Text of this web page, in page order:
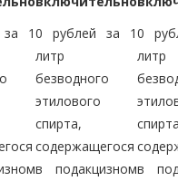
10 рублей за 1
литр
безводного
этилового
спирта,
содержащегося
в подакцизном
0
литр
в